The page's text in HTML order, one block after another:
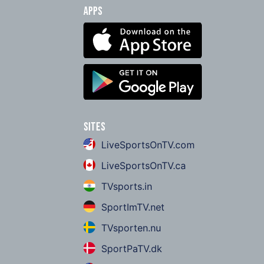
Apps
Sites
LiveSportsOnTV.com
LiveSportsOnTV.ca
TVsports.in
SportImTV.net
TVsporten.nu
SportPaTV.dk